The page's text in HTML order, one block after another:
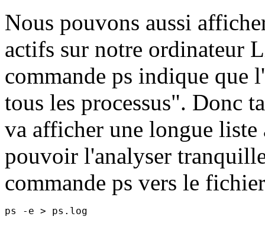
Nous pouvons aussi
actifs sur notre ordinateur
commande ps indique que
tous les processus". Donc
va afficher une longue
pouvoir l'analyser
commande ps vers le